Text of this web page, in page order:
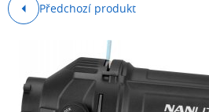
Předchozí produkt